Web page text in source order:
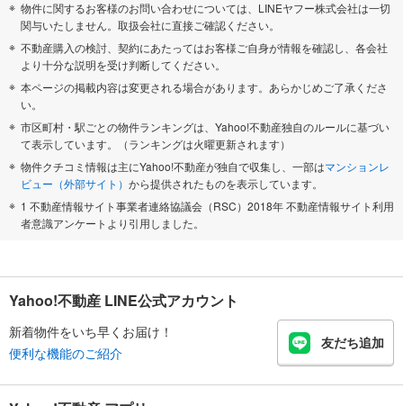
物件に関するお客様のお問い合わせについては、LINEヤフー株式会社は一切
関与いたしません。取扱会社に直接ご確認ください。
不動産購入の検討、契約にあたってはお客様ご自身が情報を確認し、各会社
より十分な説明を受け判断してください。
本ページの掲載内容は変更される場合があります。あらかじめご了承くださ
い。
市区町村・駅ごとの物件ランキングは、Yahoo!不動産独自のルールに基づい
て表示しています。（ランキングは火曜更新されます）
物件クチコミ情報は主にYahoo!不動産が独自で収集し、一部はマンションレ
ビュー（外部サイト） から提供されたものを表示しています。
1 不動産情報サイト事業者連絡協議会（RSC）2018年 不動産情報サイト利用
者意識アンケートより引用しました。
Yahoo!不動産 LINE公式アカウント
新着物件をいち早くお届け！
便利な機能のご紹介
友だち追加